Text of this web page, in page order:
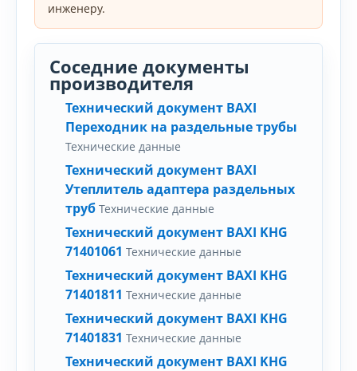
инженеру.
Соседние документы
производителя
Технический документ BAXI
Переходник на раздельные трубы
Технические данные
Технический документ BAXI
Утеплитель адаптера раздельных
труб Технические данные
Технический документ BAXI KHG
71401061 Технические данные
Технический документ BAXI KHG
71401811 Технические данные
Технический документ BAXI KHG
71401831 Технические данные
Технический документ BAXI KHG